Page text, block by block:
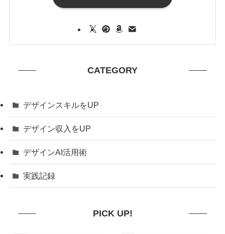
CATEGORY
デザインスキルをUP
デザイン収入をUP
デザインAI活用術
実践記録
PICK UP!